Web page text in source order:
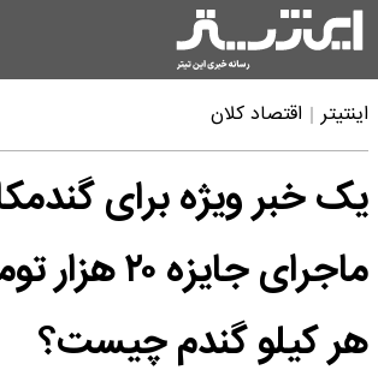
اینتیتر اقتصاد کلان
یک خبر ویژه برای
ماجرای جایزه
هر کیلو گندم چیست؟